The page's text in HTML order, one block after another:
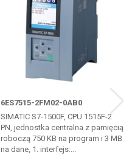
6ES7515-2FM02-0AB0
SIMATIC S7-1500F, CPU 1515F-2
PN, jednostka centralna z pamięcią
roboczą 750 KB na program i 3 MB
na dane, 1. interfejs:...